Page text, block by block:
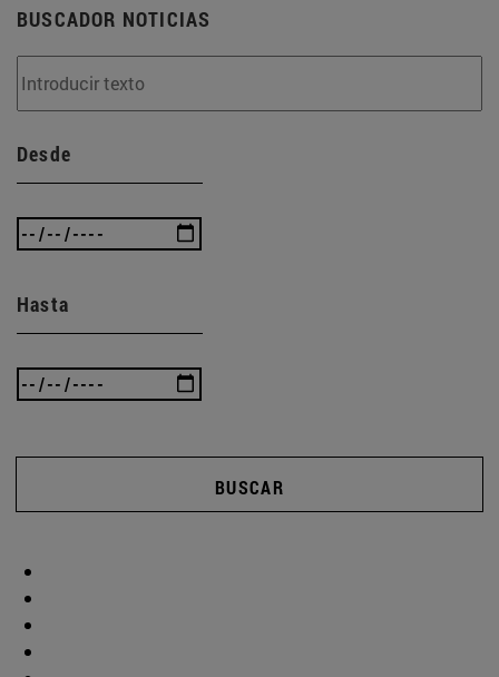
BUSCADOR NOTICIAS
Desde
Hasta
BUSCAR